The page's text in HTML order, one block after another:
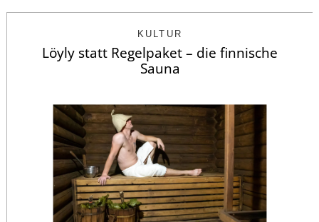
KULTUR
Löyly statt Regelpaket – die finnische
Sauna